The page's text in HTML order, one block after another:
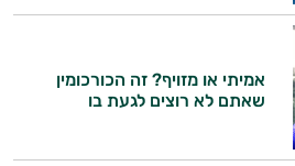
אמיתי או מזויף? זה הכורכומין
שאתם לא רוצים לגעת בו